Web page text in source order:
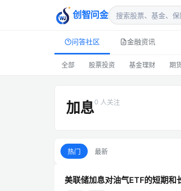
创智问金
问答社区 金融资讯
全部 股票投资 基金理财 期
加息0 人关注
热门 最新
美联储加息对油气ETF的短期和